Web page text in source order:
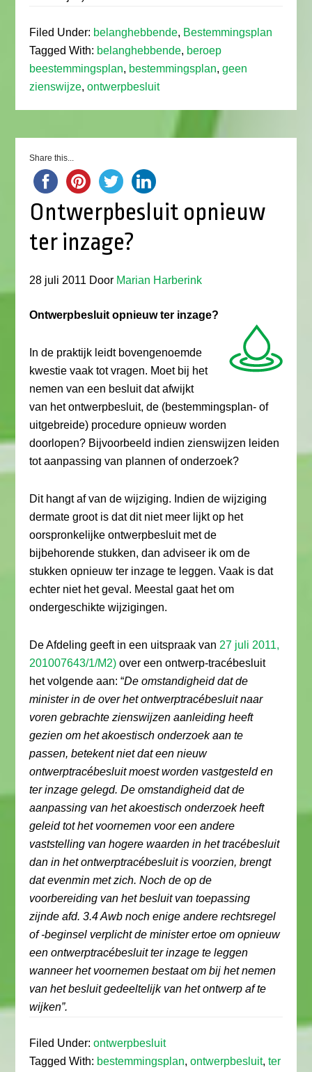
Filed Under: belanghebbende, Bestemmingsplan
Tagged With: belanghebbende, beroep
beestemmingsplan, bestemmingsplan,geen
zienswijze,ontwerpbesluit
Share this...
Ontwerpbesluit opnieuw
ter inzage?
28 juli 2011 Door Marian Harberink
Ontwerpbesluit opnieuw ter inzage?
In de praktijk leidt bovengenoemde
kwestie vaak tot vragen. Moet bij het
nemen van een besluit dat afwijkt
van het ontwerpbesluit, de (bestemmingsplan- of
uitgebreide) procedure opnieuw worden
doorlopen? Bijvoorbeeld indien zienswijzen leiden
tot aanpassing van plannen of onderzoek?
Dit hangt af van de wijziging. Indien de wijziging
dermate groot is dat dit niet meer lijkt op het
oorspronkelijke ontwerpbesluit met de
bijbehorende stukken, dan adviseer ik om de
stukken opnieuw ter inzage te leggen. Vaak is dat
echter niet het geval. Meestal gaat het om
ondergeschikte wijzigingen.
De Afdeling geeft in een uitspraak van 27 juli 2011,
201007643/1/M2) over een ontwerp-tracébesluit
het volgende aan: “De omstandigheid dat de
minister in de over het ontwerptracébesluit naar
voren gebrachte zienswijzen aanleiding heeft
gezien om het akoestisch onderzoek aan te
passen, betekent niet dat een nieuw
ontwerptracébesluit moest worden vastgesteld en
ter inzage gelegd. De omstandigheid dat de
aanpassing van het akoestisch onderzoek heeft
geleid tot het voornemen voor een andere
vaststelling van hogere waarden in het tracébesluit
dan in het ontwerptracébesluit is voorzien, brengt
dat evenmin met zich. Noch de op de
voorbereiding van het besluit van toepassing
zijnde afd. 3.4 Awb noch enige andere rechtsregel
of -beginsel verplicht de minister ertoe om opnieuw
een ontwerptracébesluit ter inzage te leggen
wanneer het voornemen bestaat om bij het nemen
van het besluit gedeeltelijk van het ontwerp af te
wijken”.
Filed Under:ontwerpbesluit
Tagged With: bestemmingsplan,ontwerpbesluit,ter